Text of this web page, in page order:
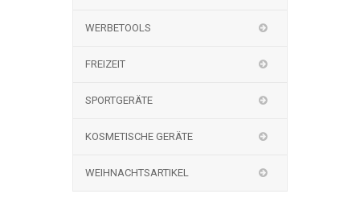
WERBETOOLS
FREIZEIT
SPORTGERÄTE
KOSMETISCHE GERÄTE
WEIHNACHTSARTIKEL